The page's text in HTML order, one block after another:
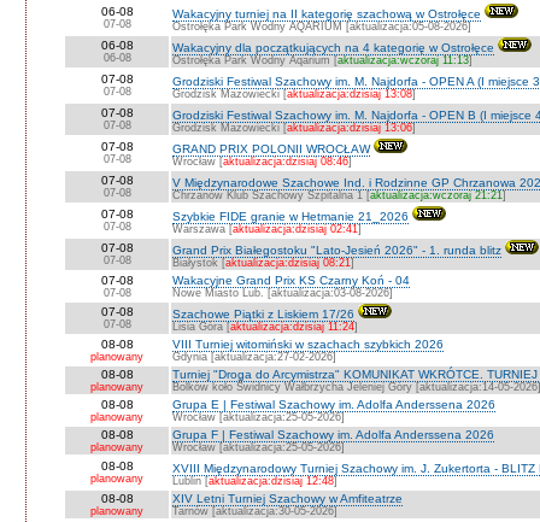
06-08
07-08
Wakacyjny turniej na II kategorię szachową w Ostrołęce
Ostrołęka Park Wodny AQARIUM [aktualizacja:05-08-2026]
06-08
06-08
Wakacyjny dla początkujących na 4 kategorię w Ostrołęce
Ostrołęka Park Wodny Aqarium [aktualizacja:wczoraj 11:13]
07-08
07-08
Grodziski Festiwal Szachowy im. M. Najdorfa - OPEN A (I miejsce
Grodzisk Mazowiecki [aktualizacja:dzisiaj 13:08]
07-08
07-08
Grodziski Festiwal Szachowy im. M. Najdorfa - OPEN B (I miejsce
Grodzisk Mazowiecki [aktualizacja:dzisiaj 13:06]
07-08
07-08
GRAND PRIX POLONII WROCŁAW
Wrocław [aktualizacja:dzisiaj 08:46]
07-08
07-08
V Międzynarodowe Szachowe Ind. i Rodzinne GP Chrzanowa
Chrzanów Klub Szachowy Szpitalna 1 [aktualizacja:wczoraj 21:21]
07-08
07-08
Szybkie FIDE granie w Hetmanie 21_2026
Warszawa [aktualizacja:dzisiaj 02:41]
07-08
07-08
Grand Prix Białegostoku "Lato-Jesień 2026" - 1. runda blitz
Białystok [aktualizacja:dzisiaj 08:21]
07-08
07-08
Wakacyjne Grand Prix KS Czarny Koń - 04
Nowe Miasto Lub. [aktualizacja:03-08-2026]
07-08
07-08
Szachowe Piątki z Liskiem 17/26
Lisia Góra [aktualizacja:dzisiaj 11:24]
08-08
planowany
VIII Turniej witomiński w szachach szybkich 2026
Gdynia [aktualizacja:27-02-2026]
08-08
planowany
Turniej "Droga do Arcymistrza" KOMUNIKAT WKRÓTCE.
Bolków koło Świdnicy Wałbrzycha Jeleniej Góry [aktualizacja:14-05-2026]
08-08
planowany
Grupa E | Festiwal Szachowy im. Adolfa Anderssena 2026
Wrocław [aktualizacja:25-05-2026]
08-08
planowany
Grupa F | Festiwal Szachowy im. Adolfa Anderssena 2026
Wrocław [aktualizacja:25-05-2026]
08-08
planowany
XVIII Międzynarodowy Turniej Szachowy im. J. Zukertorta -
Lublin [aktualizacja:dzisiaj 12:48]
08-08
planowany
XIV Letni Turniej Szachowy w Amfiteatrze
Tarnów [aktualizacja:30-05-2026]